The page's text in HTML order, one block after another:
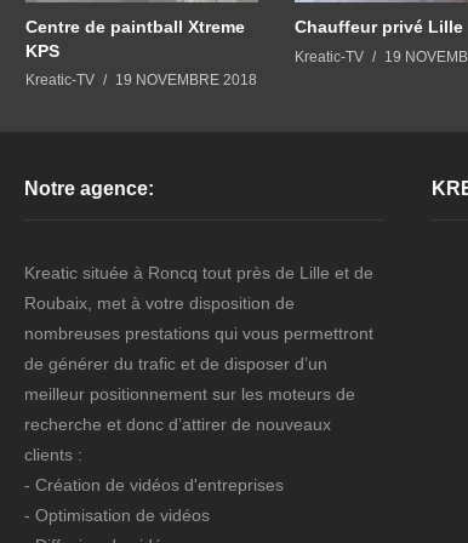
Centre de paintball Xtreme
KPS
Kreatic-TV 19 NOVEMBRE 2018
Chauffeur privé Lille
Kreatic-TV 19
Notre agence:
Kreatic située à Roncq tout près de Lille et de
Roubaix, met à votre disposition de
nombreuses prestations qui vous permettront
de générer du trafic et de disposer d’un
meilleur positionnement sur les moteurs de
recherche et donc d’attirer de nouveaux
clients :
- Création de vidéos d'entreprises
- Optimisation de vidéos